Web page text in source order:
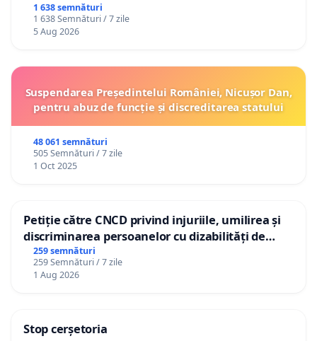
1 638 semnături
1 638 Semnături / 7 zile
5 Aug 2026
Suspendarea Președintelui României, Nicușor Dan,
pentru abuz de funcție și discreditarea statului
48 061 semnături
505 Semnături / 7 zile
1 Oct 2025
Petiție către CNCD privind injuriile, umilirea și
discriminarea persoanelor cu dizabilități de
către utilizatorul TikTok „Gorici”
259 semnături
259 Semnături / 7 zile
1 Aug 2026
Stop cerșetoria